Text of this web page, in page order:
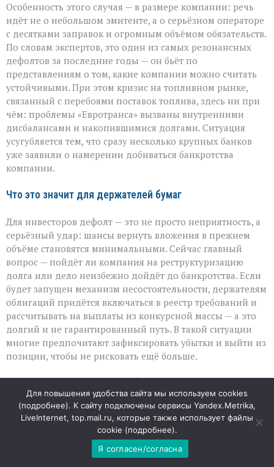
Особенность этого случая — в размере компании: речь
идёт не о небольшом эмитенте, а о серьёзном операторе
с десятками заправок и огромным объёмом обязательств.
По словам экспертов, это один из самых резонансных
дефолтов за последние годы — он бьёт по
представлениям о том, какие компании можно считать
устойчивыми. При этом кризис на топливном рынке,
связанный с перебоями поставок топлива, здесь ни при
чём: проблемы «Евротранса» вызваны внутренними
дисбалансами и накопившимися долгами. Ситуация
усугубляется тем, что сразу несколько крупных банков
уже заявили о намерении добиваться банкротства
компании.
Что это значит для держателей бумаг
Для инвесторов дефолт — это не просто неприятность, а
серьёзный удар: шансы вернуть вложения в прежнем
объёме становятся минимальными. Сейчас главный
вопрос — пойдёт ли компания на реструктуризацию
долга или дело неизбежно дойдёт до банкротства. Если
будет запущен механизм несостоятельности, держателям
облигаций придётся включаться в реестр требований и
рассчитывать на выплаты из конкурсной массы — а это
долгий и не гарантированный путь. В такой ситуации
многие предпочитают зафиксировать убытки и выйти из
позиции, чтобы не рисковать ещё больше.
Дефолт крупной компании всегда становится уроком: он
заставляет инвесторов внимательнее смотреть не только
на выручку и рост, но и на долговую нагрузку, реальную
ликвидность и судебные риски. История «Евротранса»
Для повышения удобства сайта мы используем cookies
(подробнее). К сайту подключены сервисы Yandex.Metrika,
LiveInternet, top.mail.ru, которые также использует файлы
cookie (подробнее).
Я согласен/согласна